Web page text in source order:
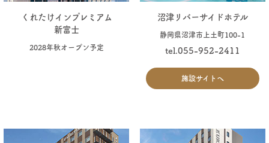
くれたけインプレミアム
新富士
2028年秋オープン予定
沼津リバーサイドホテル
静岡県沼津市上土町100-1
tel.055-952-2411
施設サイトへ